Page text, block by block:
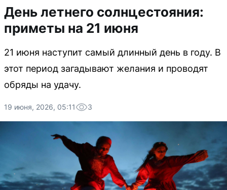
День летнего солнцестояния:
приметы на 21 июня
21 июня наступит самый длинный день в году. В
этот период загадывают желания и проводят
обряды на удачу.
19 июня, 2026, 05:11 3